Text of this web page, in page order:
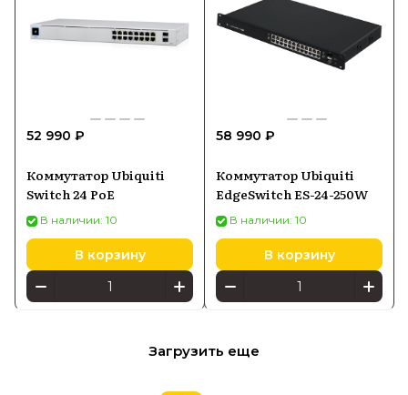
52 990 ₽
Коммутатор Ubiquiti
Switch 24 PoE
В наличии: 10
В корзину
58 990 ₽
Коммутатор Ubiquiti
EdgeSwitch ES-24-250W
В наличии: 10
В корзину
Загрузить еще